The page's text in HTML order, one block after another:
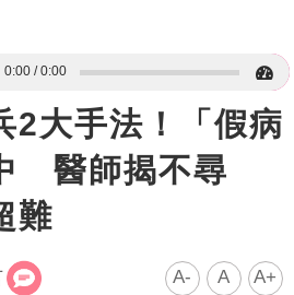
0:00 0:00
2大手法！「假病
醫師揭不尋
難
A- A A+